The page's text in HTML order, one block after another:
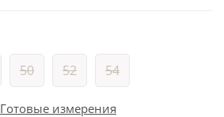
50 52 54
Готовые измерения